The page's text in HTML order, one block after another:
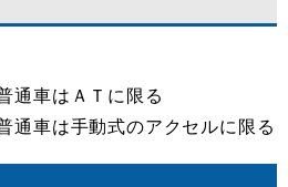
通車はＡＴに限る
通車は手動式のアクセルに限る